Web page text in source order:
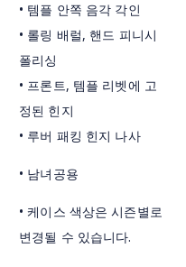
• 템플 안쪽 음각 각인
• 롤링 배럴, 핸드 피니시
폴리싱
• 프론트, 템플 리벳에 고
정된 힌지
• 루버 패킹 힌지 나사
• 남녀공용
• 케이스 색상은 시즌별로
변경될 수 있습니다.